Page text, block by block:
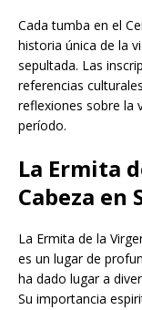
Cada tumba en el
historia única de la
sepultada. Las
referencias
reflexiones sobre la
período.
La Ermita
Cabeza en
La Ermita de la
es un lugar de
ha dado lugar a
Su importancia